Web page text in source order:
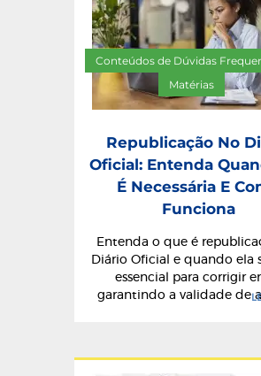
Conteúdos de Dúvidas
Matérias
Republicação No
Oficial: Entenda
É Necessária E
Funciona
Entenda o que é
Diário Oficial e quando ela
essencial para corrigir
garantindo a validade de